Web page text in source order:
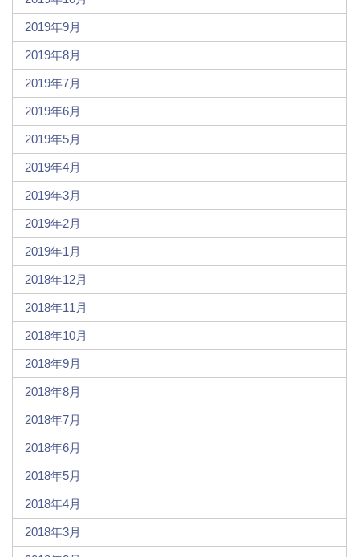
2019年9月
2019年8月
2019年7月
2019年6月
2019年5月
2019年4月
2019年3月
2019年2月
2019年1月
2018年12月
2018年11月
2018年10月
2018年9月
2018年8月
2018年7月
2018年6月
2018年5月
2018年4月
2018年3月